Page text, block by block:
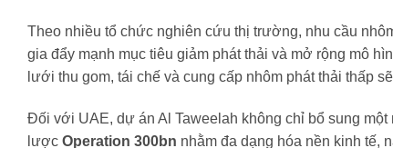
Theo nhiều tổ chức nghiên cứu thị trường, nhu cầu
gia đẩy mạnh mục tiêu giảm phát thải và mở rộng mô
lưới thu gom, tái chế và cung cấp nhôm phát thải thấp
Đối với UAE, dự án Al Taweelah không chỉ bổ sung
lược Operation 300bn nhằm đa dạng hóa nền kinh tế,